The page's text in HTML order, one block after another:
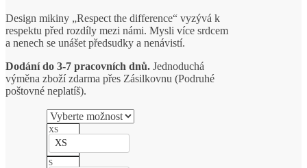
Design mikiny „Respect the difference“ vyzývá k
respektu před rozdíly mezi námi. Mysli více srdcem
a nenech se unášet předsudky a nenávistí.
Dodání do 3-7 pracovních dnů. Jednoduchá
výměna zboží zdarma přes Zásilkovnu (Podruhé
poštovné neplatíš).
XS
XS
S